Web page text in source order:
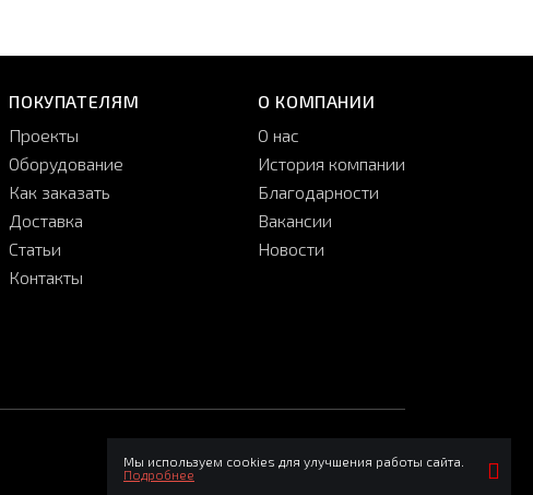
ПОКУПАТЕЛЯМ
Проекты
Оборудование
Как заказать
Доставка
Статьи
Контакты
О КОМПАНИИ
О нас
История компании
Благодарности
Вакансии
Новости
принимаем: мы в соцсетях:
Мы используем cookies для улучшения работы сайта.
Подробнее